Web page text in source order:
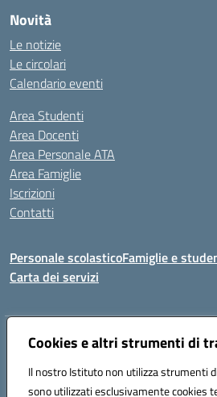
Cookies e altri strumenti di
Il nostro Istituto non utilizza strumenti
sono utilizzati esclusivamente cookies
Novità
Le notizie
Le circolari
Calendario eventi
Area Studenti
Area Docenti
Area Personale ATA
Area Famiglie
Iscrizioni
Contatti
Personale scolasticoFamiglie e
Carta dei servizi
Indirizzo:Via Medaglie d'Oro, 27 – 81100
Posta elettronica certificata (PEC):